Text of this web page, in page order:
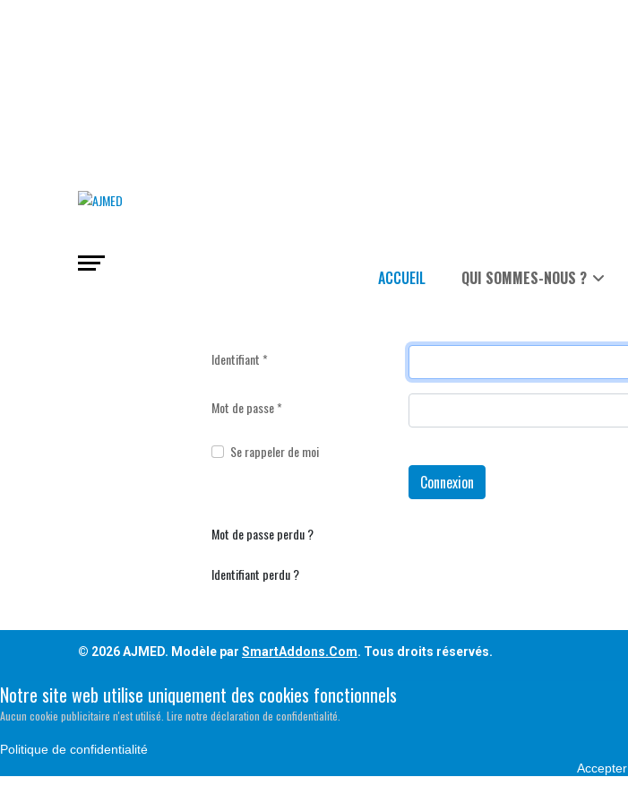
ACCUEIL QUI SOMMES-NOUS ?
Identifiant*
Mot de passe*
Se rappeler de moi
Connexion
Mot de passe perdu ?
Identifiant perdu ?
© 2026 AJMED. Modèle par SmartAddons.Com. Tous droits réservés.
Notre site web utilise uniquement des cookies fonctionnels
Aucun cookie publicitaire n'est utilisé. Lire notre déclaration de confidentialité.
Politique de confidentialité
Accepter